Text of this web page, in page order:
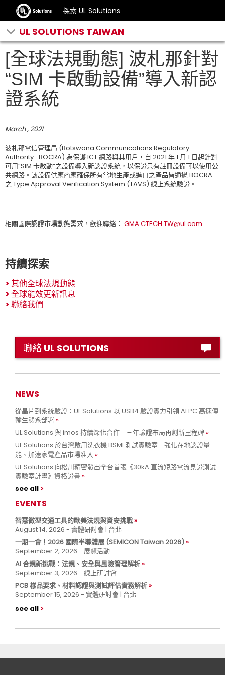
探索 UL Solutions
UL SOLUTIONS TAIWAN
[全球法規動態] 波札那針對
“SIM 卡啟動設備”導入新認
證系統
March , 2021
波札那電信管理局 (Botswana Communications Regulatory
Authority- BOCRA) 為保護 ICT 網路與其用戶，自 2021 年 1 月 1 日起針對
可用”SIM 卡啟動”之設備導入新認證系統，以保證只有註冊設備可以使用公
共網路。該設備供應商應確保所有當地生產或進口之產品皆通過 BOCRA
之 Type Approval Verification System (TAVS) 線上系統驗證。
相關國際認證市場動態需求，歡迎聯絡： GMA.CTECH.TW@ul.com
持續探索
>其他全球法規動態
>全球能效更新訊息
>聯絡我們
聯絡 UL SOLUTIONS
NEWS
從晶片到系統驗證：UL Solutions 以 USB4 驗證實力引領 AI PC 高速傳
輸生態系部署
UL Solutions 與 imos 持續深化合作 三年驗證布局再創新里程碑
UL Solutions 於台灣啟用洗衣機 BSMI 測試實驗室 強化在地認證量
能、加速家電產品市場准入
UL Solutions 向松川精密發出全台首張《30kA 直流短路電流見證測試
實驗室計畫》資格證書
see all
EVENTS
智慧微型交通工具的歐美法規與資安挑戰
August 14, 2026 - 實體研討會 | 台北
一期一會！2026 國際半導體展 (SEMICON Taiwan 2026)
September 2, 2026 - 展覽活動
AI 合規新挑戰：法規、安全與風險管理解析
September 3, 2026 - 線上研討會
PCB 樣品要求、材料認證與測試評估實務解析
September 15, 2026 - 實體研討會 | 台北
see all